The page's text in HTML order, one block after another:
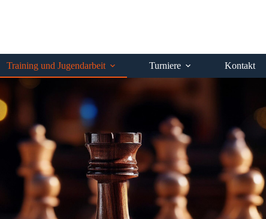
Training und Jugendarbeit Turniere Kontakt